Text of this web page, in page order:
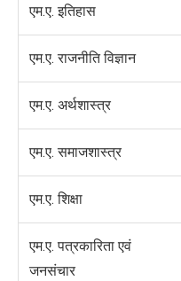
एम.ए. इतिहास
एम.ए. राजनीति विज्ञान
एम.ए. अर्थशास्त्र
एम.ए. समाजशास्त्र
एम.ए. शिक्षा
एम.ए. पत्रकारिता एवं
जनसंचार